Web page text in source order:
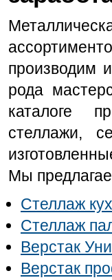
производим
рода
каталоге
стеллажи,
Мы
Стеллаж
Стеллаж
Верстак
Верстак